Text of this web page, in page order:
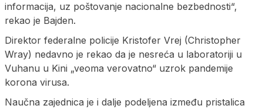
informacija, uz poštovanje nacionalne bezbednosti“,
rekao je Bajden.
Direktor federalne policije Kristofer Vrej (Christopher
Wray) nedavno je rekao da je nesreća u laboratoriji u
Vuhanu u Kini „veoma verovatno“ uzrok pandemije
korona virusa.
Naučna zajednica je i dalje podeljena između pristalica